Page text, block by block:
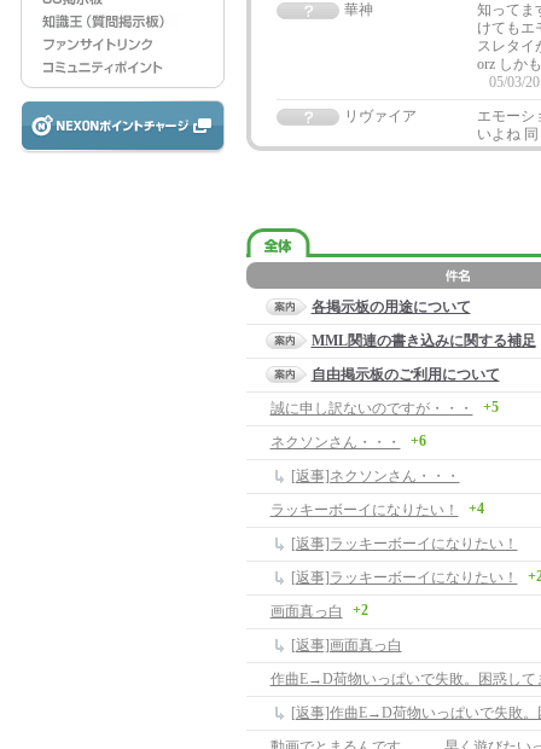
華神
知ってま
けてもエ
スレタイ
orz しか
05/03/
リヴァイア
エモーシ
いよね
各掲示板の用途について
MML関連の書き込みに関する補足
自由掲示板のご利用について
誠に申し訳ないのですが・・・
+5
ネクソンさん・・・ +6
[返事]ネクソンさん・・・
ラッキーボーイになりたい！
+4
[返事]ラッキーボーイになりたい！
[返事]ラッキーボーイになりたい！
画面真っ白 +2
[返事]画面真っ白
作曲E→D荷物いっぱいで失敗。困惑して
[返事]作曲E→D荷物いっぱいで失敗。